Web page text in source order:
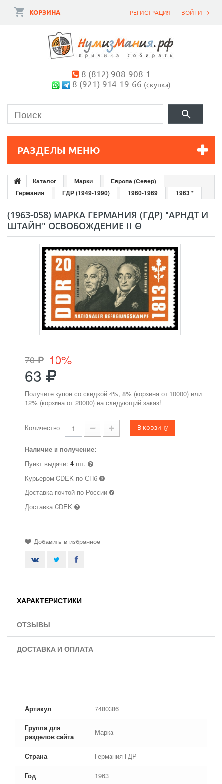
ВОЙТИ
РЕГИСТРАЦИЯ
КОРЗИНА
8 (812) 908-908-1
8 (921) 914-19-66 (скупка)
РАЗДЕЛЫ МЕНЮ
Каталог Марки
Европа (Север)
Германия
ГДР (1949-1990) 1960-1969 1963 *
(1963-058) МАРКА ГЕРМАНИЯ (ГДР) "АРНДТ И
ШТАЙН" ОСВОБОЖДЕНИЕ II Θ
70 10%
63
Получите купон со скидкой 4%, 8% (корзина от 10000) или
12% (корзина от 20000) на следующий заказ!
Количество В корзину
Наличие и получение:
Пункт выдачи: 4 шт.
Курьером CDEK по СПб
Доставка почтой по России
Доставка CDEK
Добавить в избранное
ХАРАКТЕРИСТИКИ
ОТЗЫВЫ
ДОСТАВКА И ОПЛАТА
Артикул 7480386
Группа для
разделов сайта
Марка
Страна Германия ГДР
Год 1963